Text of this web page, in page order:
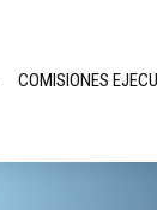
COMISIONES